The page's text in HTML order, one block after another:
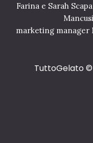
Farina e Sarah
marketing manager
TuttoGelato ©